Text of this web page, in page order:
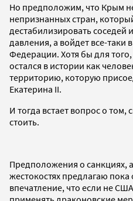
Но предположим, что Крым
непризнанных стран,
дестабилизировать соседей
давления, а войдет все-таки
Федерации. Хотя бы для
остался в истории как
территорию, которую
Екатерина II.
И тогда встает вопрос о том,
стоить.
Предположения о санкциях,
жестокостях предлагаю пока
впечатление, что если не